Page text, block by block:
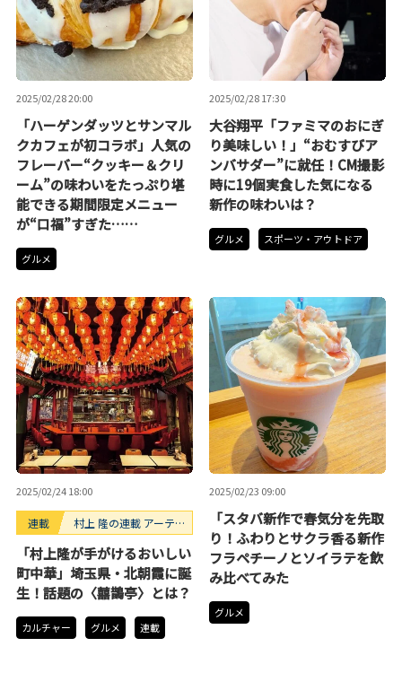
2025/02/28 20:00
「ハーゲンダッツとサンマル
クカフェが初コラボ」人気の
フレーバー“クッキー＆クリ
ーム”の味わいをたっぷり堪
能できる期間限定メニュー
が“口福”すぎた……
グルメ
2025/02/28 17:30
大谷翔平「ファミマのおにぎ
り美味しい！」“おむすびア
ンバサダー”に就任！CM撮影
時に19個実食した気になる
新作の味わいは？
グルメ スポーツ・アウトドア
2025/02/24 18:00
連載
村上 隆の連載 アーテ
「村上隆が手がけるおいしい
町中華」埼玉県・北朝霞に誕
生！話題の〈囍鵲亭〉とは？
カルチャー グルメ 連載
2025/02/23 09:00
「スタバ新作で春気分を先取
り！ふわりとサクラ香る新作
フラペチーノとソイラテを飲
み比べてみた
グルメ